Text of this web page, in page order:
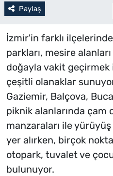
Paylaş
İzmir'in farklı
parkları, mesire
doğayla vakit
çeşitli olanaklar
Gaziemir, Balçova,
piknik alanlarında çam
manzaraları ile
yer alırken, birçok
otopark, tuvalet ve
bulunuyor.